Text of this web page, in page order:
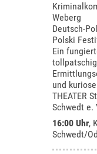
Weberg
Deutsch-
Polski
Ein
und
THEATER
Schwedt e.
16:00 Uhr,
Schwedt/